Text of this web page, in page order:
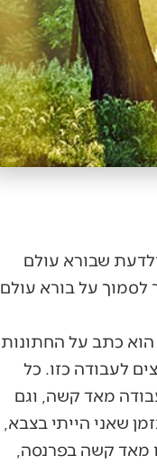
שבורא עולם
על בורא עולם
הוא כתב על החתונות
250 לירות, כי לא היו קופצים לעבודה כזו. כל
מאד קשה, וגם
שאני הייתי בצבא,
מאד קשה בפרנסה,